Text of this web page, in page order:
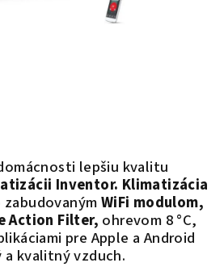
lepšiu kvalitu
Inventor. Klimatizácia
zabudovanýmWiFi modulom,
Action Filter, ohrevom 8 °C,
pre Apple a Android
kvalitný vzduch.